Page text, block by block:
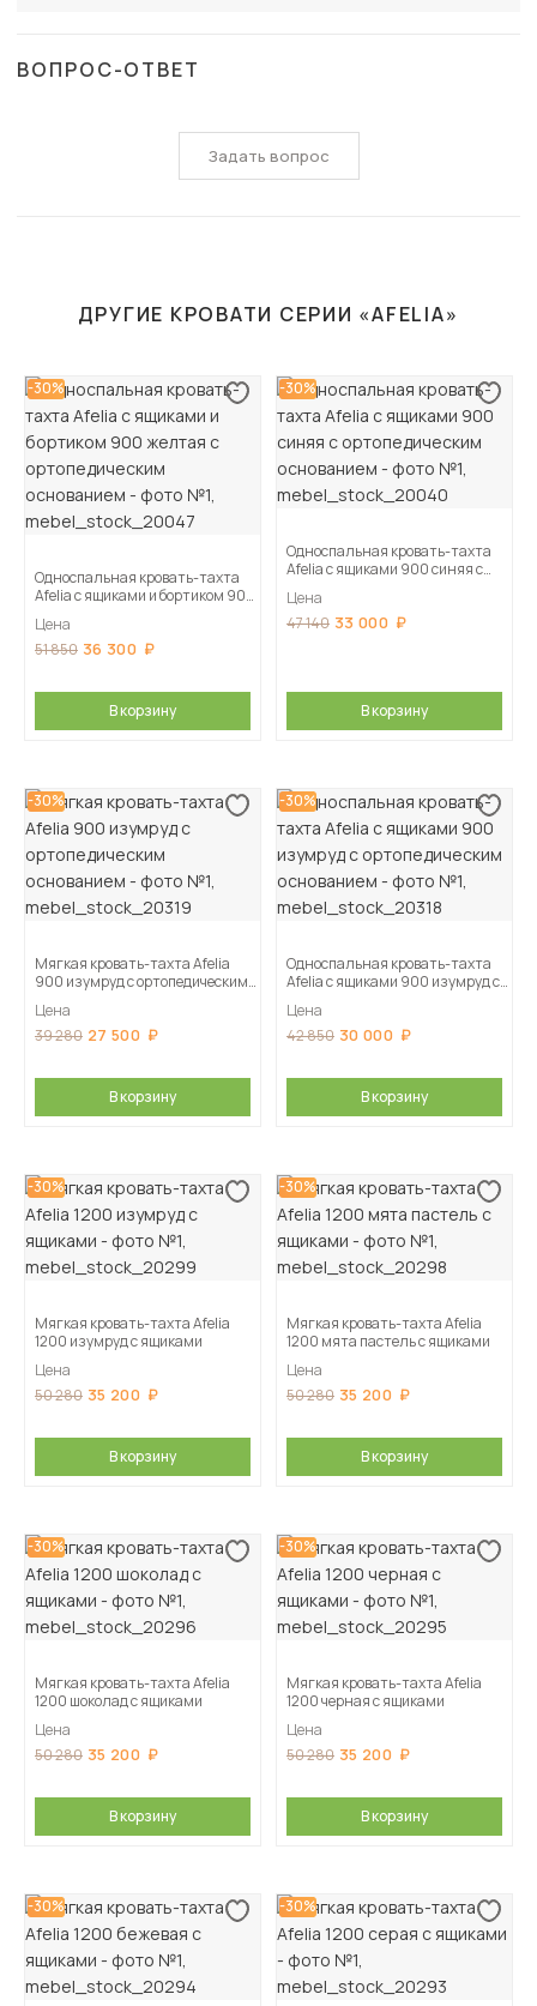
ВОПРОС-ОТВЕТ
Задать вопрос
ДРУГИЕ КРОВАТИ СЕРИИ «AFELIA»
-30%
Односпальная кровать-тахта
Afelia с ящиками и бортиком 900
основанием
Цена
51 850 36 300
В корзину
-30%
Односпальная кровать-тахта
Afelia с ящиками 900 синяя с
Цена
47 140 33 000
В корзину
-30%
Мягкая кровать-тахта Afelia
900 изумруд с ортопедическим
Цена
39 280 27 500
В корзину
-30%
Односпальная кровать-тахта
Afelia с ящиками 900 изумруд с
Цена
42 850 30 000
В корзину
-30%
Мягкая кровать-тахта Afelia
1200 изумруд с ящиками
Цена
50 280 35 200
В корзину
-30%
Мягкая кровать-тахта Afelia
1200 мята пастель с ящиками
Цена
50 280 35 200
В корзину
-30%
Мягкая кровать-тахта Afelia
1200 шоколад с ящиками
Цена
50 280 35 200
В корзину
-30%
Мягкая кровать-тахта Afelia
1200 черная с ящиками
Цена
50 280 35 200
В корзину
-30% -30%